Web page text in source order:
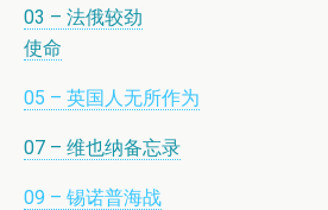
03 – 法俄较劲
使命
05 – 英国人无所作为
07 – 维也纳备忘录
09 – 锡诺普海战